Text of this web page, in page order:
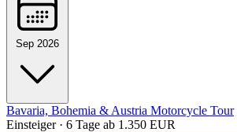
Sep 2026
Bavaria, Bohemia & Austria Motorcycle Tour
Einsteiger · 6 Tage ab 1.350 EUR